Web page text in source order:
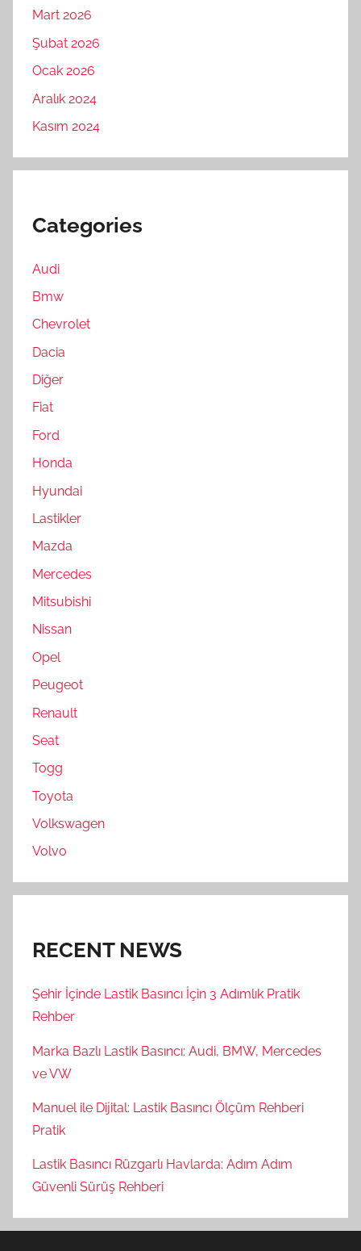
Mart 2026
Şubat 2026
Ocak 2026
Aralık 2024
Kasım 2024
Categories
Audi
Bmw
Chevrolet
Dacia
Diğer
Fiat
Ford
Honda
Hyundai
Lastikler
Mazda
Mercedes
Mitsubishi
Nissan
Opel
Peugeot
Renault
Seat
Togg
Toyota
Volkswagen
Volvo
RECENT NEWS
Şehir İçinde Lastik Basıncı İçin 3 Adımlık Pratik
Rehber
Marka Bazlı Lastik Basıncı: Audi, BMW, Mercedes
ve VW
Manuel ile Dijital: Lastik Basıncı Ölçüm Rehberi
Pratik
Lastik Basıncı Rüzgarlı Havlarda: Adım Adım
Güvenli Sürüş Rehberi